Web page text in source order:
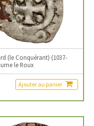
(le Conquérant) (1037-
le Roux
Ajouter au panier